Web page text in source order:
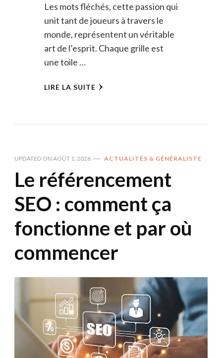
Les mots fléchés, cette passion qui
unit tant de joueurs à travers le
monde, représentent un véritable
art de l’esprit. Chaque grille est
une toile …
LIRE LA SUITE
UPDATED ON AOÛT 1, 2026 ACTUALITÉS & GÉNÉRALISTE
Le référencement
SEO : comment ça
fonctionne et par où
commencer